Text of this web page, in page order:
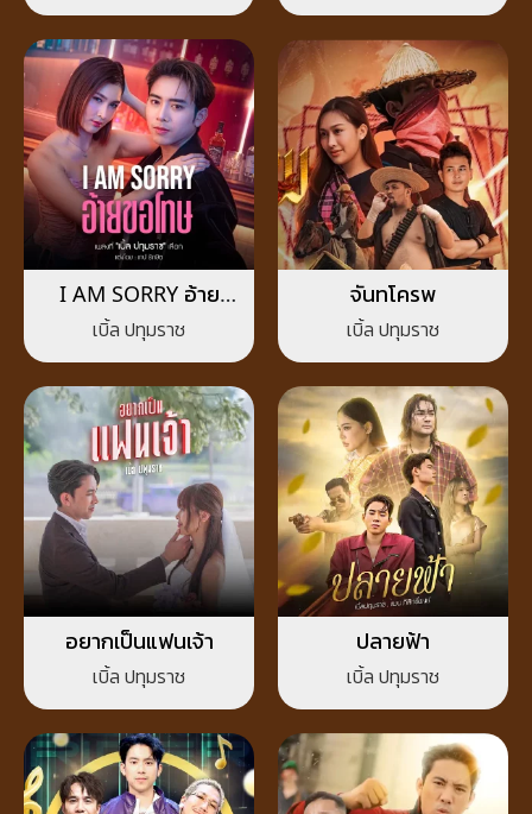
I AM SORRY อ้าย
ขอโทษ
เบิ้ล ปทุมราช
จันทโครพ
เบิ้ล ปทุมราช
อยากเป็นแฟนเจ้า
เบิ้ล ปทุมราช
ปลายฟ้า
เบิ้ล ปทุมราช